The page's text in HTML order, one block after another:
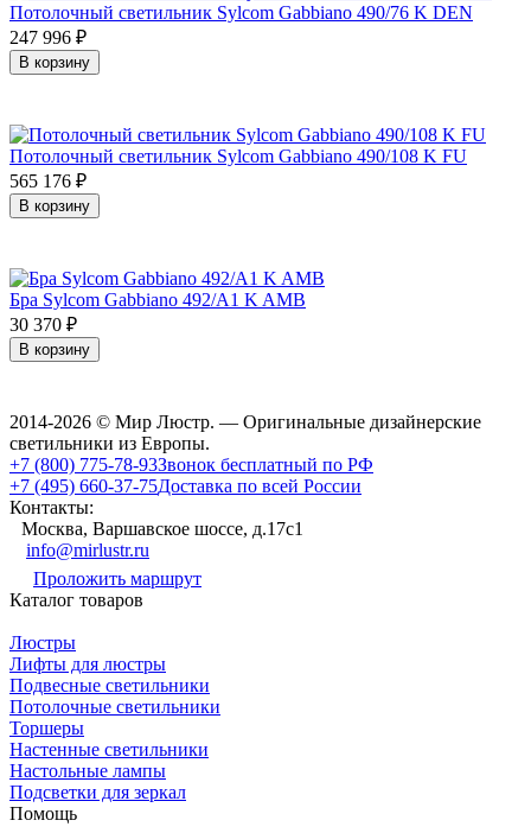
Потолочный светильник Sylcom Gabbiano 490/76 K DEN
247 996 ₽
В корзину
Потолочный светильник Sylcom Gabbiano 490/108 K FU
565 176 ₽
В корзину
Бра Sylcom Gabbiano 492/A1 K AMB
30 370 ₽
В корзину
2014-2026 © Мир Люстр. — Оригинальные дизайнерские
светильники из Европы.
+7 (800) 775-78-93Звонок бесплатный по РФ
+7 (495) 660-37-75Доставка по всей России
Контакты:
Москва, Варшавское шоссе, д.17c1
info@mirlustr.ru
Проложить маршрут
Каталог товаров
Люстры
Лифты для люстры
Подвесные светильники
Потолочные светильники
Торшеры
Настенные светильники
Настольные лампы
Подсветки для зеркал
Помощь